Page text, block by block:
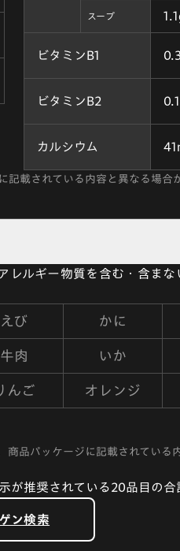
スープ
ビタミンB1
ビタミンB2
カルシウム
載されている内容と異なる場
レルギー物質を含む・含まな
えび かに
牛肉 いか
んご オレンジ
品パッケージに記載されてい
推奨されている20品目の合
ン検索